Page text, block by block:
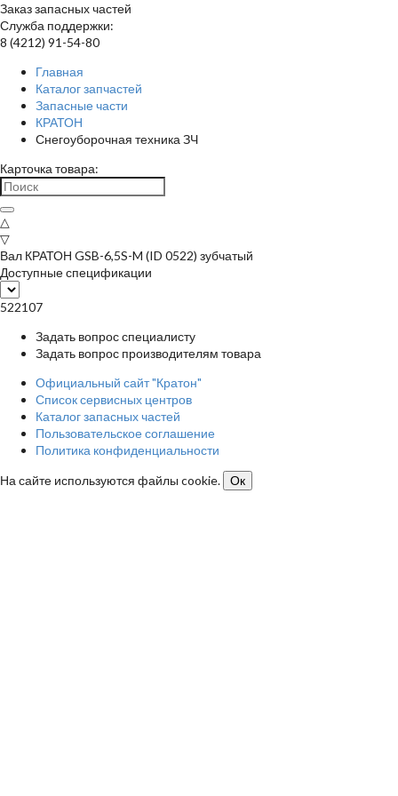
Заказ запасных частей
Служба поддержки:
8 (4212) 91-54-80
Главная
Каталог запчастей
Запасные части
КРАТОН
Снегоуборочная техника ЗЧ
Карточка товара:
△
▽
Вал КРАТОН GSB-6,5S-M (ID 0522) зубчатый
Доступные спецификации
522107
Задать вопрос специалисту
Задать вопрос производителям товара
Официальный сайт "Кратон"
Список сервисных центров
Каталог запасных частей
Пользовательское соглашение
Политика конфиденциальности
На сайте используются файлы cookie.
Ок